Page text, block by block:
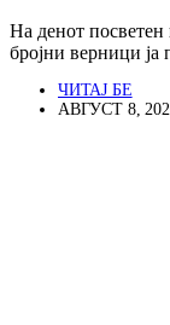
На денот
бројни верници ја
ЧИТАЈ БЕ
АВГУСТ 8,